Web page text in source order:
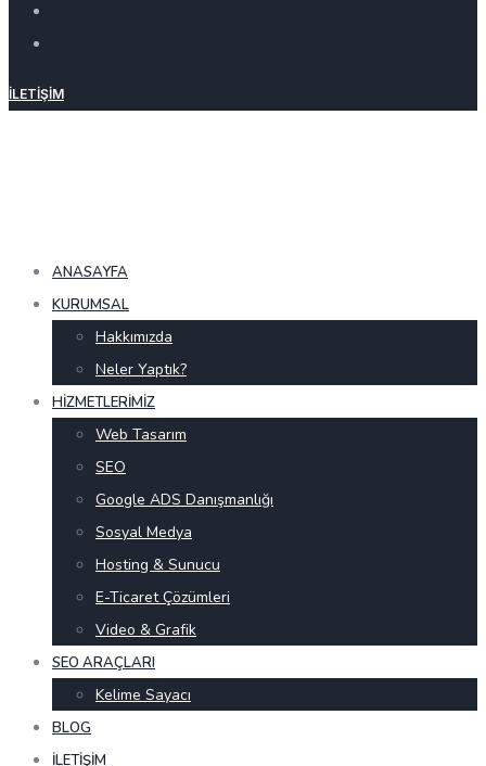
İLETIŞIM
ANASAYFA
KURUMSAL
Hakkımızda
Neler Yaptık?
HIZMETLERIMIZ
Web Tasarım
SEO
Google ADS Danışmanlığı
Sosyal Medya
Hosting & Sunucu
E-Ticaret Çözümleri
Video & Grafik
SEO ARAÇLARI
Kelime Sayacı
BLOG
İLETIŞIM